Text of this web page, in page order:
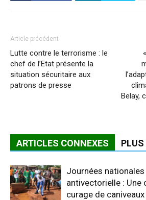
Article précédent
Lutte contre le terrorisme : le
chef de l’Etat présente la
situation sécuritaire aux
patrons de presse
Belay,
ARTICLES CONNEXES PLUS
Journées
antivectorielle : Une
curage de